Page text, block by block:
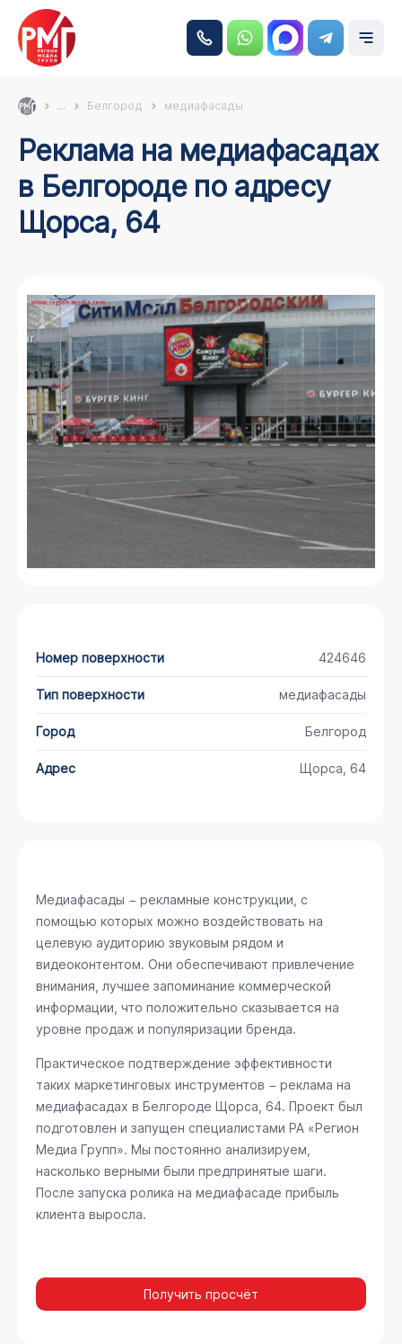
... Белгород медиафасады
Реклама на медиафасадах
в Белгороде по адресу
Щорса, 64
Номер поверхности 424646
Тип поверхности медиафасады
Город Белгород
Адрес Щорса, 64
Медиафасады − рекламные конструкции, с
помощью которых можно воздействовать на
целевую аудиторию звуковым рядом и
видеоконтентом. Они обеспечивают привлечение
внимания, лучшее запоминание коммерческой
информации, что положительно сказывается на
уровне продаж и популяризации бренда.
Практическое подтверждение эффективности
таких маркетинговых инструментов − реклама на
медиафасадах в Белгороде Щорса, 64. Проект был
подготовлен и запущен специалистами РА «Регион
Медиа Групп». Мы постоянно анализируем,
насколько верными были предпринятые шаги.
После запуска ролика на медиафасаде прибыль
клиента выросла.
Получить просчёт